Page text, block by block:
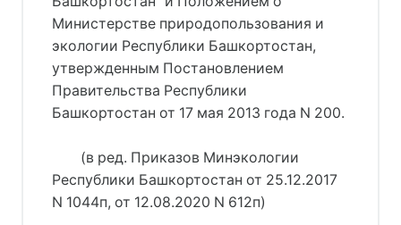
Министерстве природопользования и
экологии Республики Башкортостан,
утвержденным Постановлением
Правительства Республики
Башкортостан от 17 мая 2013 года N 200.
(в ред. Приказов Минэкологии
Республики Башкортостан от 25.12.2017
N 1044п, от 12.08.2020 N 612п)